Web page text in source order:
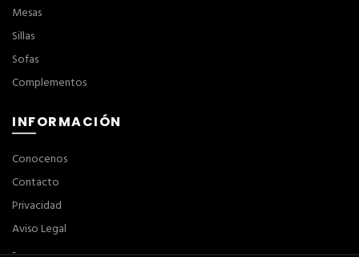
Mesas
Sillas
Sofas
Complementos
INFORMACIÓN
Conocenos
Contacto
Privacidad
Aviso Legal
-